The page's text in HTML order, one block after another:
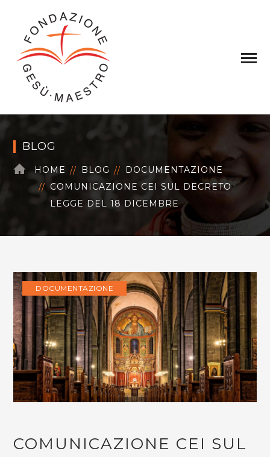
BLOG
HOME BLOG
DOCUMENTAZIONE
COMUNICAZIONE CEI SUL DECRETO
LEGGE DEL 18 DICEMBRE
DOCUMENTAZIONE
COMUNICAZIONE CEI SUL